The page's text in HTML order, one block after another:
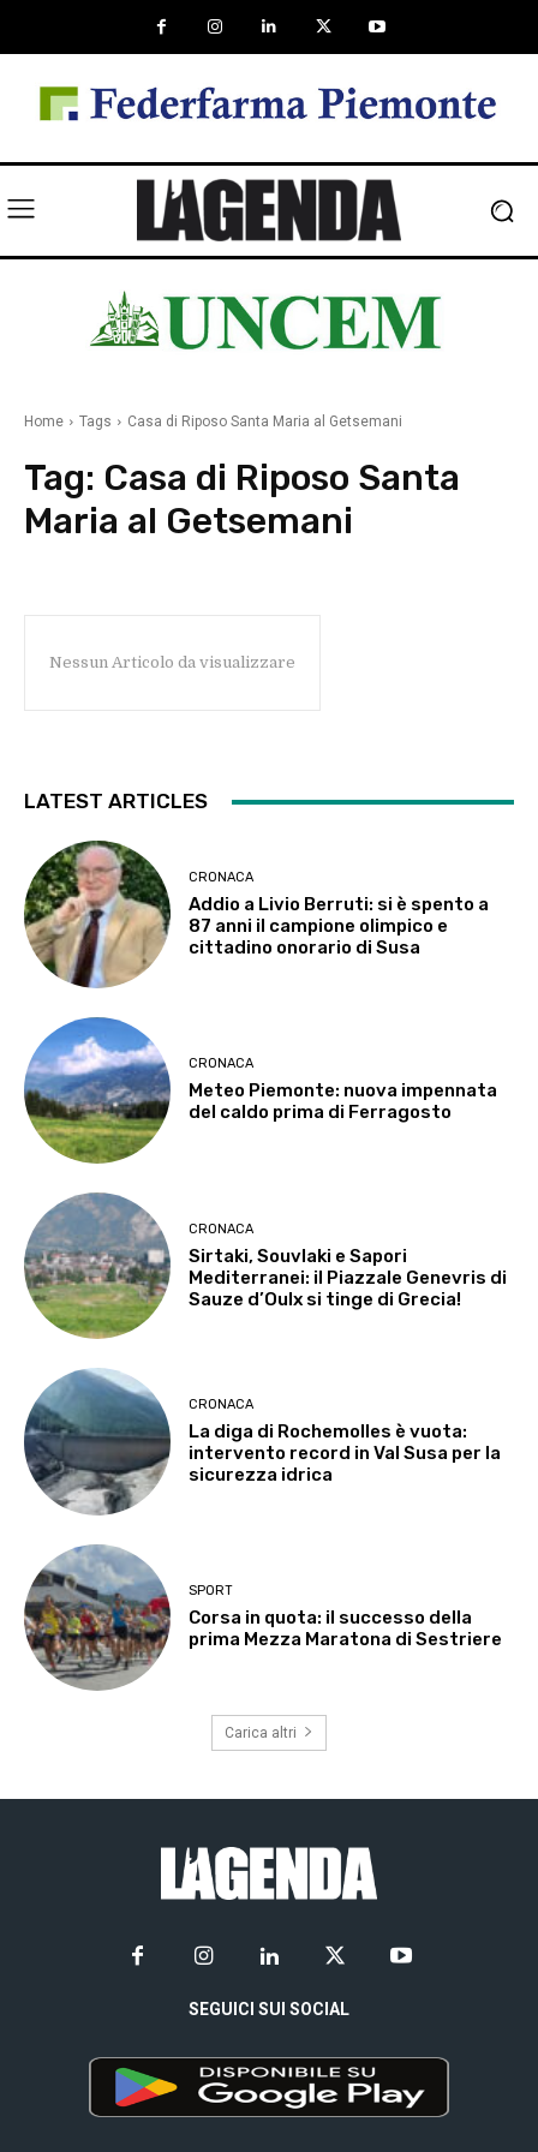
Home Tags Casa di Riposo Santa Maria al Getsemani
Tag: Casa di Riposo Santa
Maria al Getsemani
Nessun Articolo da visualizzare
LATEST ARTICLES
CRONACA
Addio a Livio Berruti: si è spento a
87 anni il campione olimpico e
cittadino onorario di Susa
CRONACA
Meteo Piemonte: nuova impennata
del caldo prima di Ferragosto
CRONACA
Sirtaki, Souvlaki e Sapori
Mediterranei: il Piazzale Genevris di
Sauze d’Oulx si tinge di Grecia!
CRONACA
La diga di Rochemolles è vuota:
intervento record in Val Susa per la
sicurezza idrica
SPORT
Corsa in quota: il successo della
prima Mezza Maratona di Sestriere
Carica altri
SEGUICI SUI SOCIAL